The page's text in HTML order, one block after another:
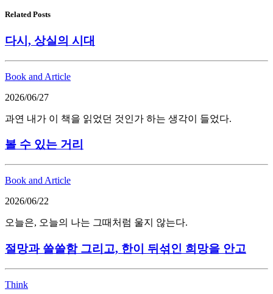
Related Posts
다시, 상실의 시대
Book and Article
2026/06/27
과연 내가 이 책을 읽었던 것인가 하는 생각이 들었다.
볼 수 있는 거리
Book and Article
2026/06/22
오늘은, 오늘의 나는 그때처럼 울지 않는다.
절망과 쓸쓸함 그리고, 한이 뒤섞인 희망을 안고
Think